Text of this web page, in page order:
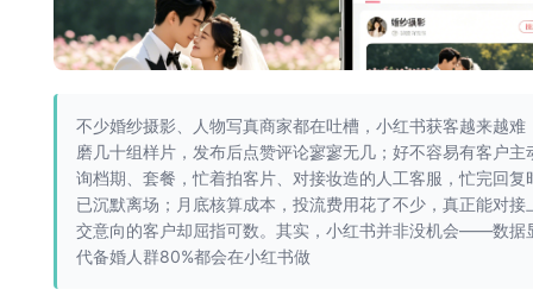
不少婚纱摄影、人物写真商家都在吐槽，小红书获客越来越难
磨几十组样片，发布后点赞评论寥寥无几；好不容易有客户主
询档期、套餐，忙着拍客片、对接妆造的人工客服，忙完回复
已沉默离场；月底核算成本，投流费用花了不少，真正能对接
交意向的客户却屈指可数。其实，小红书并非没机会——数据
代备婚人群80%都会在小红书做